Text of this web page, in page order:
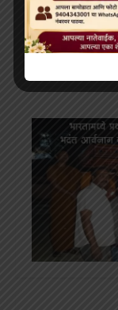
December 2022